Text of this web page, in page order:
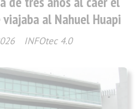
al Nahuel Huapi
INFOtec 4.0